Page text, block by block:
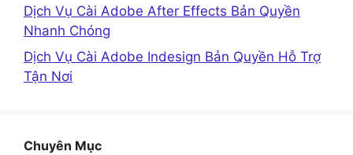
Dịch Vụ Cài Adobe After Effects Bản Quyền
Nhanh Chóng
Dịch Vụ Cài Adobe Indesign Bản Quyền Hỗ Trợ
Tận Nơi
Chuyên Mục